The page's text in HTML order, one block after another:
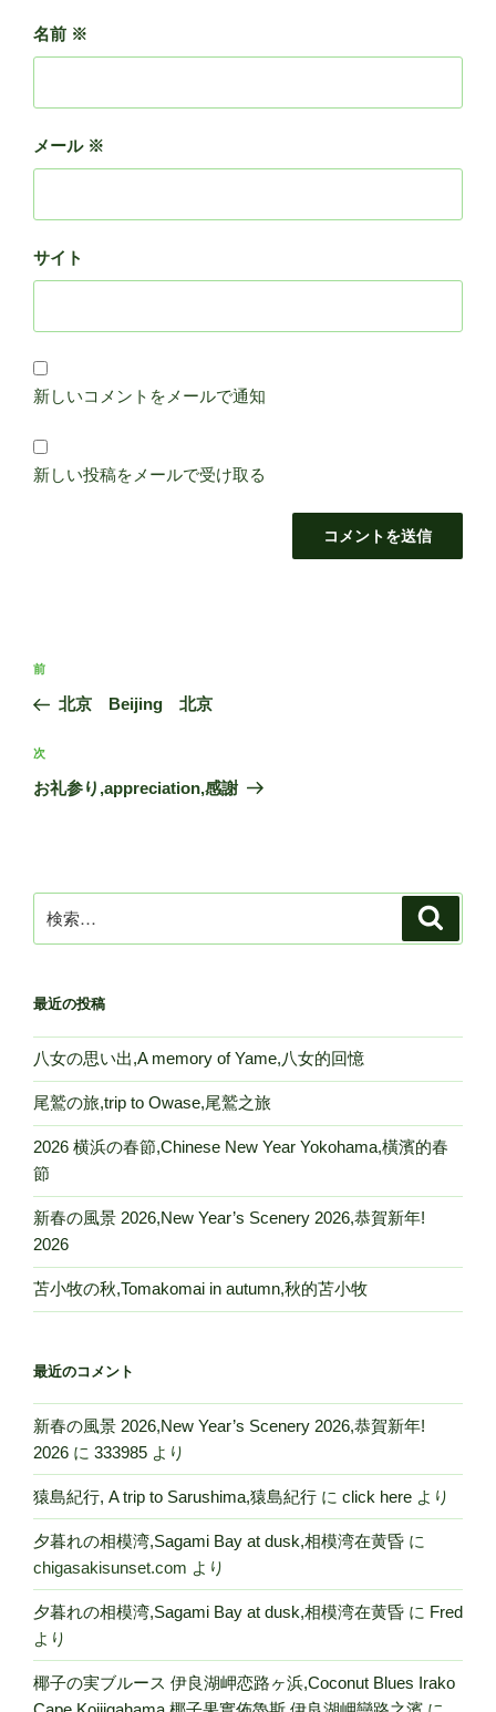
名前 ※
メール ※
サイト
新しいコメントをメールで通知
新しい投稿をメールで受け取る
投
ナ
ビ
ゲ
ン
前
の
稿
前
北京 Beijing 北京
次
の
次
お礼参り,appreciation,感謝
索:
最近の投稿
八女の思い出,A memory of Yame,八女的回憶
尾鷲の旅,trip to Owase,尾鷲之旅
2026 横浜の春節,Chinese New Year Yokohama,橫濱的春
節
新春の風景 2026,New Year’s Scenery 2026,恭賀新年!
2026
苫小牧の秋,Tomakomai in autumn,秋的苫小牧
最近のコメント
新春の風景 2026,New Year’s Scenery 2026,恭賀新年!
2026 に 333985 より
猿島紀行, A trip to Sarushima,猿島紀行 に click here より
夕暮れの相模湾,Sagami Bay at dusk,相模湾在黄昏 に
chigasakisunset.com より
夕暮れの相模湾,Sagami Bay at dusk,相模湾在黄昏 に Fred
より
椰子の実ブルース 伊良湖岬恋路ヶ浜,Coconut Blues Irako